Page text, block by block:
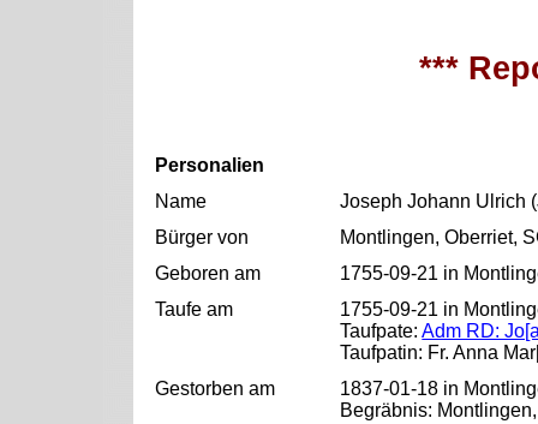
***
Personalien
Name
Joseph Johann Ulrich
Bürger von
Montlingen, Oberriet,
Geboren am
1755-09-21 in
Taufe am
1755-09-21 in
Taufpate:Adm RD:
Taufpatin: Fr. Anna
Gestorben am
1837-01-18 in
Begräbnis: